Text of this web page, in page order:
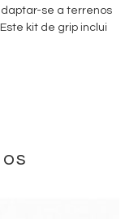
se a terrenos
kit de grip inclui
e uma cabeça de